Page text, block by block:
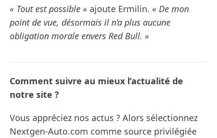
« Tout est possible » ajoute Ermilin. « De mon
point de vue, désormais il n’a plus aucune
obligation morale envers Red Bull. »
Comment suivre au mieux l’actualité de
notre site ?
Vous appréciez nos actus ? Alors sélectionnez
Nextgen-Auto.com comme source privilégiée